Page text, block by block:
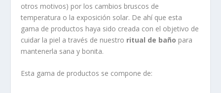
otros motivos) por los cambios bruscos de
temperatura o la exposición solar. De ahí que esta
gama de productos haya sido creada con el objetivo de
cuidar la piel a través de nuestro ritual de baño para
mantenerla sana y bonita.
Esta gama de productos se compone de: